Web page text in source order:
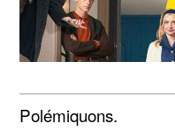
Polémiquons.